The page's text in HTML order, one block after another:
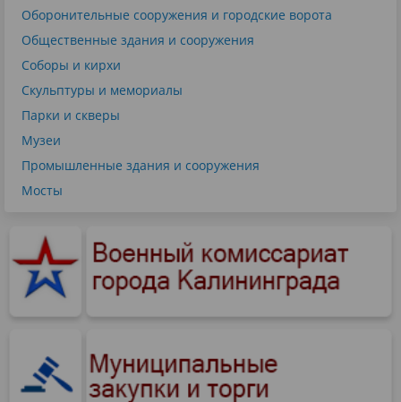
Оборонительные сооружения и городские ворота
Общественные здания и сооружения
Соборы и кирхи
Скульптуры и мемориалы
Парки и скверы
Музеи
Промышленные здания и сооружения
Мосты